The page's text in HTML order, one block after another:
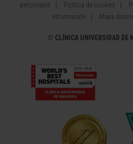
personales
Política de cookies
Información
Mapa
© CLÍNICA UNIVERSIDAD DE